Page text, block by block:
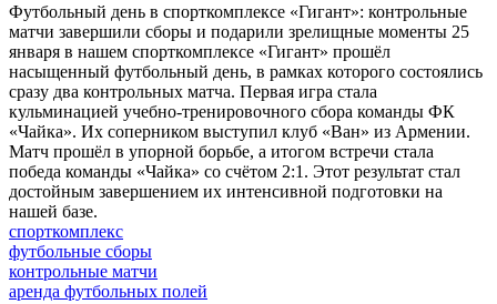
Футбольный день в спорткомплексе «Гигант»: контрольные
матчи завершили сборы и подарили зрелищные моменты 25
января в нашем спорткомплексе «Гигант» прошёл
насыщенный футбольный день, в рамках которого состоялись
сразу два контрольных матча. Первая игра стала
кульминацией учебно-тренировочного сбора команды ФК
«Чайка». Их соперником выступил клуб «Ван» из Армении.
Матч прошёл в упорной борьбе, а итогом встречи стала
победа команды «Чайка» со счётом 2:1. Этот результат стал
достойным завершением их интенсивной подготовки на
нашей базе.
спорткомплекс
футбольные сборы
контрольные матчи
аренда футбольных полей